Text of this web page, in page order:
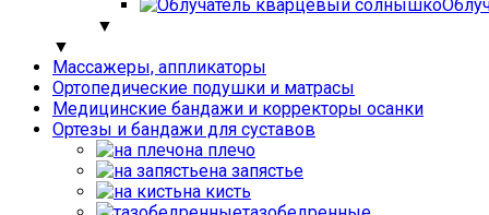
▼
▼
Массажеры, аппликаторы
Ортопедические подушки и матрасы
Медицинские бандажи и корректоры осанки
Ортезы и бандажи для суставов
на плечо
на запястье
на кисть